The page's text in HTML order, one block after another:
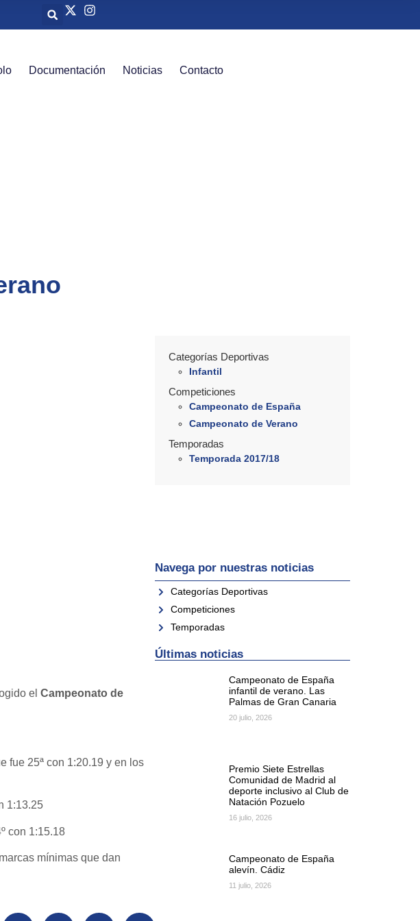
Documentación Noticias Contacto
el Campeonato de
fue 25ª con 1:20.19 y en los
1:13.25
con 1:15.18
mínimas que dan
Categorías Deportivas
Infantil
Competiciones
Campeonato de España
Campeonato de Verano
Temporadas
Temporada 2017/18
Navega por nuestras noticias
Categorías Deportivas
Competiciones
Temporadas
Últimas noticias
Campeonato de España
infantil de verano. Las
Palmas de Gran Canaria
20 julio, 2026
Premio Siete Estrellas
Comunidad de Madrid al
deporte inclusivo al Club de
Natación Pozuelo
16 julio, 2026
Campeonato de España
alevín. Cádiz
11 julio, 2026